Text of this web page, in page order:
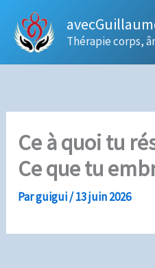
contenu
Thérapie corps,
Ce à quoi tu
Ce que tu
Parguigui/13 juin 2026